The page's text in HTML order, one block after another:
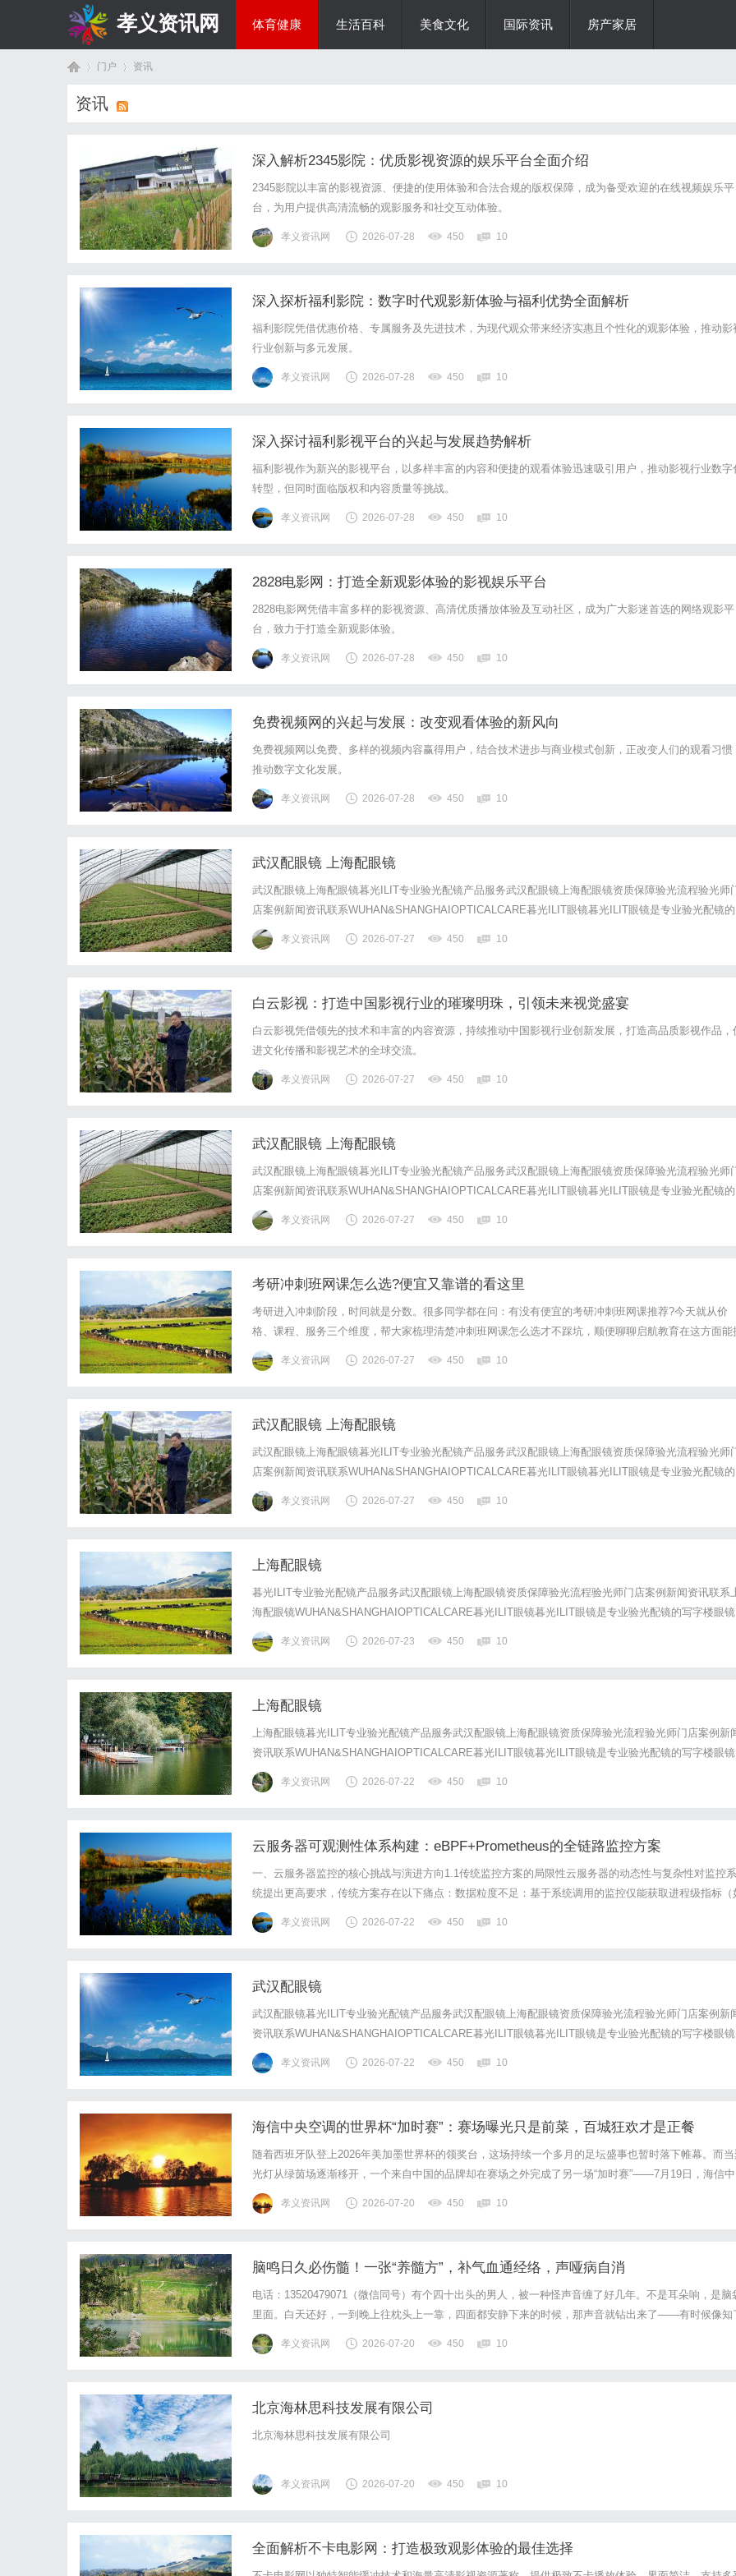
孝义资讯网 体育健康 生活百科 美食文化 国际资讯 房产家居
门户 资讯
资讯
深入解析2345影院：优质影视资源的娱乐平台全面介绍
2345影院以丰富的影视资源、便捷的使用体验和合法合规的版权保障，成为备受欢迎的在线视频娱乐平
台，为用户提供高清流畅的观影服务和社交互动体验。
孝义资讯网 2026-07-28 450 10
深入探析福利影院：数字时代观影新体验与福利优势全面解析
福利影院凭借优惠价格、专属服务及先进技术，为现代观众带来经济实惠且个性化的观影体验，推动影
行业创新与多元发展。
孝义资讯网 2026-07-28 450 10
深入探讨福利影视平台的兴起与发展趋势解析
福利影视作为新兴的影视平台，以多样丰富的内容和便捷的观看体验迅速吸引用户，推动影视行业数字
转型，但同时面临版权和内容质量等挑战。
孝义资讯网 2026-07-28 450 10
2828电影网：打造全新观影体验的影视娱乐平台
2828电影网凭借丰富多样的影视资源、高清优质播放体验及互动社区，成为广大影迷首选的网络观影平
台，致力于打造全新观影体验。
孝义资讯网 2026-07-28 450 10
免费视频网的兴起与发展：改变观看体验的新风向
免费视频网以免费、多样的视频内容赢得用户，结合技术进步与商业模式创新，正改变人们的观看习惯
推动数字文化发展。
孝义资讯网 2026-07-28 450 10
武汉配眼镜 上海配眼镜
武汉配眼镜上海配眼镜暮光ILIT专业验光配镜产品服务武汉配眼镜上海配眼镜资质保障验光流程验光师
店案例新闻资讯联系WUHAN&SHANGHAIOPTICALCARE暮光ILIT眼镜暮光ILIT眼镜是专业验光配镜的
写字楼眼镜店直营品牌，现于武汉与上海设有4家门店。以完整验光、正品镜片、透明价格和直营售后为
基础，全场镜片40%-60%优惠，兼顾高专业度与高性价比...
孝义资讯网 2026-07-27 450 10
白云影视：打造中国影视行业的璀璨明珠，引领未来视觉盛宴
白云影视凭借领先的技术和丰富的内容资源，持续推动中国影视行业创新发展，打造高品质影视作品，
进文化传播和影视艺术的全球交流。
孝义资讯网 2026-07-27 450 10
武汉配眼镜 上海配眼镜
武汉配眼镜上海配眼镜暮光ILIT专业验光配镜产品服务武汉配眼镜上海配眼镜资质保障验光流程验光师
店案例新闻资讯联系WUHAN&SHANGHAIOPTICALCARE暮光ILIT眼镜暮光ILIT眼镜是专业验光配镜的
写字楼眼镜店直营品牌，现于武汉与上海设有4家门店。以完整验光、正品镜片、透明价格和直营售后为
基础，全场镜片40%-60%优惠，兼顾高专业度与高性价比...
孝义资讯网 2026-07-27 450 10
考研冲刺班网课怎么选?便宜又靠谱的看这里
考研进入冲刺阶段，时间就是分数。很多同学都在问：有没有便宜的考研冲刺班网课推荐?今天就从价
格、课程、服务三个维度，帮大家梳理清楚冲刺班网课怎么选才不踩坑，顺便聊聊启航教育在这方面能
供哪些选择。一、冲刺班网课为什么值得报?考研到了考前2-3个月，复习重心已经从“全面覆盖”转向“精准
突破”。一个好的冲刺课程，能帮你在最后阶段把复习范围缩小到高频核心考点，避免在...
孝义资讯网 2026-07-27 450 10
武汉配眼镜 上海配眼镜
武汉配眼镜上海配眼镜暮光ILIT专业验光配镜产品服务武汉配眼镜上海配眼镜资质保障验光流程验光师
店案例新闻资讯联系WUHAN&SHANGHAIOPTICALCARE暮光ILIT眼镜暮光ILIT眼镜是专业验光配镜的
写字楼眼镜店直营品牌，现于武汉与上海设有4家门店。以完整验光、正品镜片、透明价格和直营售后为
基础，全场镜片40%-60%优惠，兼顾高专业度与高性价比...
孝义资讯网 2026-07-27 450 10
上海配眼镜
暮光ILIT专业验光配镜产品服务武汉配眼镜上海配眼镜资质保障验光流程验光师门店案例新闻资讯联系
海配眼镜WUHAN&SHANGHAIOPTICALCARE暮光ILIT眼镜暮光ILIT眼镜是专业验光配镜的写字楼眼镜
店直营品牌，现于武汉与上海设有4家门店。以完整验光、正品镜片、透明价格和直营售后为基础，全场
镜片40%-60%优惠，兼顾高专业度与高性价比；覆盖儿童...
孝义资讯网 2026-07-23 450 10
上海配眼镜
上海配眼镜暮光ILIT专业验光配镜产品服务武汉配眼镜上海配眼镜资质保障验光流程验光师门店案例新
资讯联系WUHAN&SHANGHAIOPTICALCARE暮光ILIT眼镜暮光ILIT眼镜是专业验光配镜的写字楼眼镜
店直营品牌，现于武汉与上海设有4家门店。以完整验光、正品镜片、透明价格和直营售后为基础，全场
镜片40%-60%优惠，兼顾高专业度与高性价比；覆盖儿童...
孝义资讯网 2026-07-22 450 10
云服务器可观测性体系构建：eBPF+Prometheus的全链路监控方案
一、云服务器监控的核心挑战与演进方向1.1传统监控方案的局限性云服务器的动态性与复杂性对监控系
统提出更高要求，传统方案存在以下痛点：数据粒度不足：基于系统调用的监控仅能获取进程级指标（
CPU使用率），无法深入内核态观察网络包处理、文件系统操作等细节；覆盖范围有限：容器化部署下
单个云服务器可能运行数十个微服务实例，传统Agent需为每个实例部署监控组件，资...
孝义资讯网 2026-07-22 450 10
武汉配眼镜
武汉配眼镜暮光ILIT专业验光配镜产品服务武汉配眼镜上海配眼镜资质保障验光流程验光师门店案例新
资讯联系WUHAN&SHANGHAIOPTICALCARE暮光ILIT眼镜暮光ILIT眼镜是专业验光配镜的写字楼眼镜
店直营品牌，现于武汉与上海设有4家门店。以完整验光、正品镜片、透明价格和直营售后为基础，全场
镜片40%-60%优惠，兼顾高专业度与高性价比；覆盖儿童...
孝义资讯网 2026-07-22 450 10
海信中央空调的世界杯“加时赛”：赛场曝光只是前菜，百城狂欢才是正餐
随着西班牙队登上2026年美加墨世界杯的领奖台，这场持续一个多月的足坛盛事也暂时落下帷幕。而当
光灯从绿茵场逐渐移开，一个来自中国的品牌却在赛场之外完成了另一场“加时赛”——7月19日，海信中
央空调“百城狂欢，看球有伴”活动在成都完美收官，为品牌在这届世界杯的体育营销画上了一个颇有意义
的句号。回望今年的世界杯赛程，从围挡上“好空气海信造”的全球瞩目，到海信A...
孝义资讯网 2026-07-20 450 10
脑鸣日久必伤髓！一张“养髓方”，补气血通经络，声哑病自消
电话：13520479071（微信同号）有个四十出头的男人，被一种怪声音缠了好几年。不是耳朵响，是脑
里面。白天还好，一到晚上往枕头上一靠，四面都安静下来的时候，那声音就钻出来了——有时候像知
在树梢上叫，有时候又像远处有台风扇没关，嗡嗡的，赶不走。人也跟着垮。他后来跟我形容那段日子
说整个人像被抽空了。记性坏得离谱，钥匙放哪儿转身就忘；两条腿酸沉，腰也直不...
孝义资讯网 2026-07-20 450 10
北京海林思科技发展有限公司
北京海林思科技发展有限公司
孝义资讯网 2026-07-20 450 10
全面解析不卡电影网：打造极致观影体验的最佳选择